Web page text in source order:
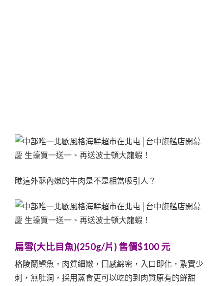
瞧這外酥內嫩的牛肉是不是相當吸引人？
扁雪(大比目魚)(250g/片) 售價$100 元
格陵蘭鱈魚，肉質細嫩，囗感綿密，入口即化，紥實少
刺，無肚洞，採用蒸食更可以吃的到肉質原有的鮮甜